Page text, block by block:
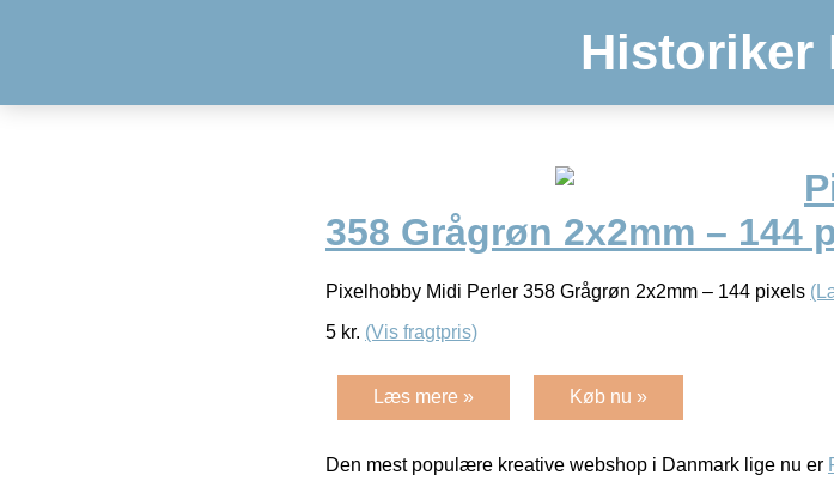
Historiker
358 Grågrøn 2x2mm – 144
Pixelhobby Midi Perler 358 Grågrøn 2x2mm – 144 pixels
5 kr. (Vis fragtpris)
Læs mere » Køb nu »
Den mest populære kreative webshop i Danmark lige nu er